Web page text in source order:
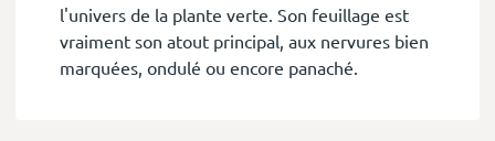
l'univers de la plante verte. Son feuillage est
vraiment son atout principal, aux nervures bien
marquées, ondulé ou encore panaché.